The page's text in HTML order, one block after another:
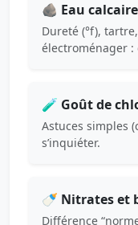
🪨 Eau
Dureté (°f),
électroménager :
🧪 Goût de
Astuces simples
s’inquiéter.
🍼 Nitrates et
Différence